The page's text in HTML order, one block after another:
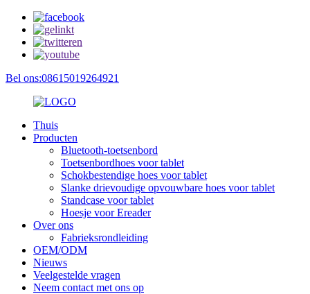
Bel ons:08615019264921
Thuis
Producten
Bluetooth-toetsenbord
Toetsenbordhoes voor tablet
Schokbestendige hoes voor tablet
Slanke drievoudige opvouwbare hoes voor tablet
Standcase voor tablet
Hoesje voor Ereader
Over ons
Fabrieksrondleiding
OEM/ODM
Nieuws
Veelgestelde vragen
Neem contact met ons op